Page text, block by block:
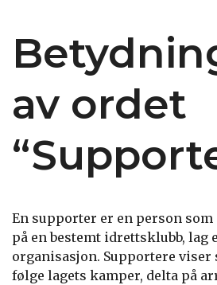
av ordet
En supporter er en person
på en bestemt idrettsklubb, lag
organisasjon. Supportere viser
følge lagets kamper, delta på